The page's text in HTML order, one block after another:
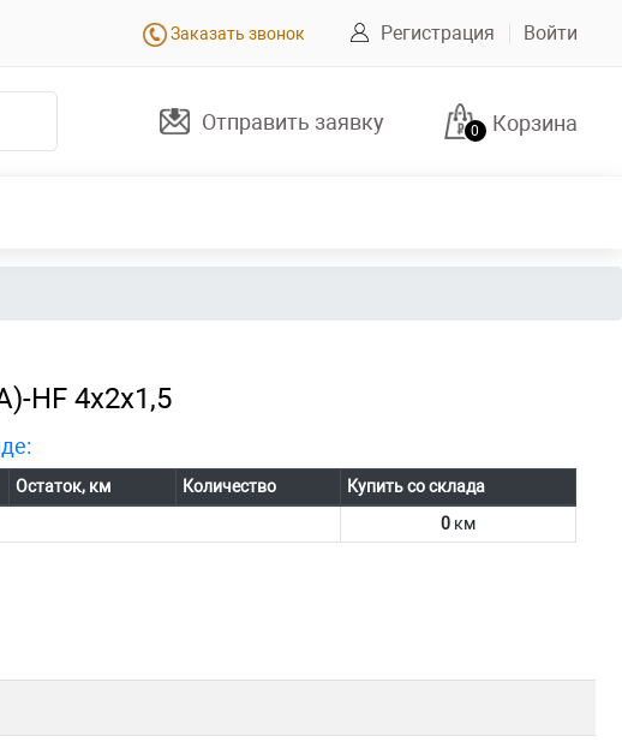
Заказать звонок Регистрация Войти
Отправить заявку 0 Корзина
HF 4х2х1,5
Остаток, км Количество
Купить со склада
0км